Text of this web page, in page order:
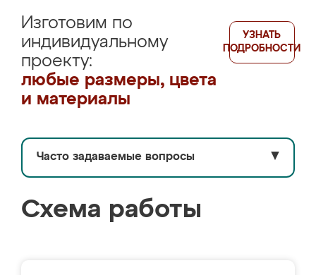
Изготовим по
индивидуальному
проекту:
любые размеры, цвета
и материалы
УЗНАТЬ
ПОДРОБНОСТИ
Часто задаваемые вопросы ▼
Схема работы